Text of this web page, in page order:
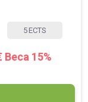
5 ECTS
Beca 15%